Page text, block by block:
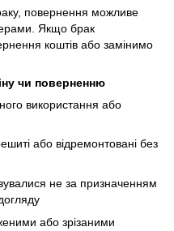
повернення можливе
Якщо брак
коштів або замінимо
чи поверненню
використання або
або відремонтовані без
не за призначенням
або зрізаними